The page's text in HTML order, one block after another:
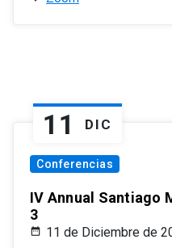
11 DIC
Conferencias
IV Annual Santiago
3
11 de Diciembre de